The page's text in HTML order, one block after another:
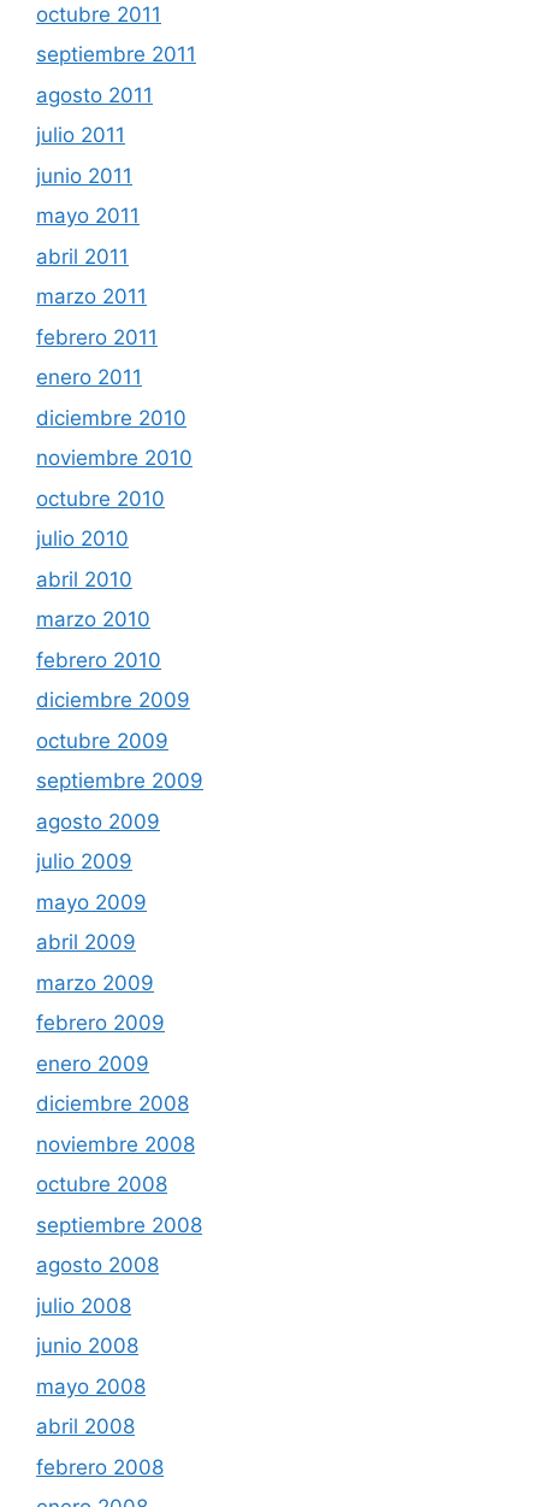
octubre 2011
septiembre 2011
agosto 2011
julio 2011
junio 2011
mayo 2011
abril 2011
marzo 2011
febrero 2011
enero 2011
diciembre 2010
noviembre 2010
octubre 2010
julio 2010
abril 2010
marzo 2010
febrero 2010
diciembre 2009
octubre 2009
septiembre 2009
agosto 2009
julio 2009
mayo 2009
abril 2009
marzo 2009
febrero 2009
enero 2009
diciembre 2008
noviembre 2008
octubre 2008
septiembre 2008
agosto 2008
julio 2008
junio 2008
mayo 2008
abril 2008
febrero 2008